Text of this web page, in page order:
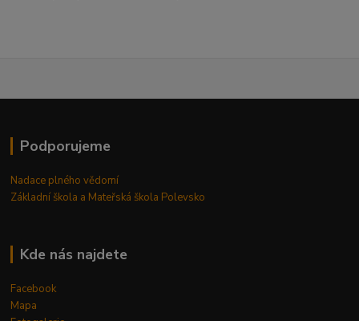
Podporujeme
Nadace plného vědomí
Základní škola a Mateřská škola Polevsko
Kde nás najdete
Facebook
Mapa